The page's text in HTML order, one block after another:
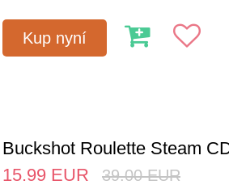
Kup nyní
Buckshot Roulette Steam
15.99 EUR 39.00 EUR